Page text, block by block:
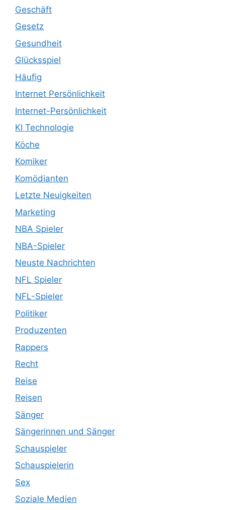
Geschäft
Gesetz
Gesundheit
Glücksspiel
Häufig
Internet Persönlichkeit
Internet-Persönlichkeit
KI Technologie
Köche
Komiker
Komödianten
Letzte Neuigkeiten
Marketing
NBA Spieler
NBA-Spieler
Neuste Nachrichten
NFL Spieler
NFL-Spieler
Politiker
Produzenten
Rappers
Recht
Reise
Reisen
Sänger
Sängerinnen und Sänger
Schauspieler
Schauspielerin
Sex
Soziale Medien